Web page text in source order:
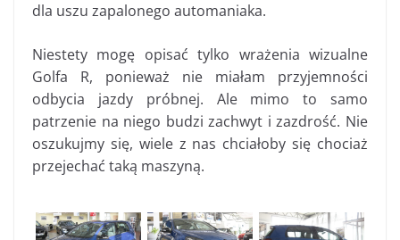
dla uszu zapalonego automaniaka.
Niestety mogę opisać tylko wrażenia wizualne
Golfa R, ponieważ nie miałam przyjemności
odbycia jazdy próbnej. Ale mimo to samo
patrzenie na niego budzi zachwyt i zazdrość. Nie
oszukujmy się, wiele z nas chciałoby się chociaż
przejechać taką maszyną.